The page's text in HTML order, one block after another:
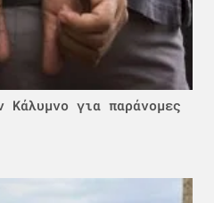
Κάλυμνο για παράνομες